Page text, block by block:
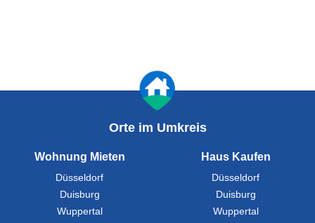
Orte im Umkreis
Wohnung Mieten
Düsseldorf
Duisburg
Wuppertal
Haus Kaufen
Düsseldorf
Duisburg
Wuppertal